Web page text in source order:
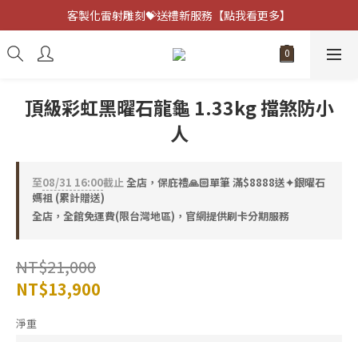
客製化雷射雕刻💝送禮新服務【點我看更多】
客製化雷射雕刻💝送禮新服務【點我看更多】
避邪防小人⚡指定黑曜石 任選兩件75折
頂級彩虹黑曜石龍龜 1.33kg 擋煞防小
人
至08/31 16:00截止全店，保庇禮🙏🏻單筆 滿$8888送✦銀曜石
媽祖 (累計贈送)
全店，全館免運費(限台灣地區)，官網提供刷卡分期服務
NT$21,000
NT$13,900
淨重